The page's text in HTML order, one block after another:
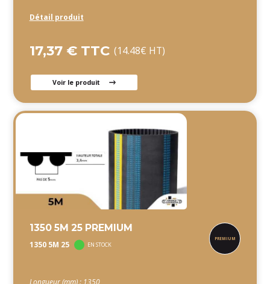
Détail produit
17,37 € TTC (14.48€ HT)
Voir le produit
1350 5M 25 PREMIUM
1350 5M 25 EN STOCK